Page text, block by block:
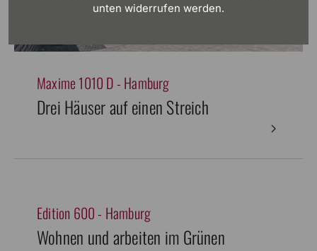
unten widerrufen werden.
Maxime 1010 D - Hamburg
Drei Häuser auf einen Streich
Edition 600 - Hamburg
Wohnen und arbeiten im Grünen